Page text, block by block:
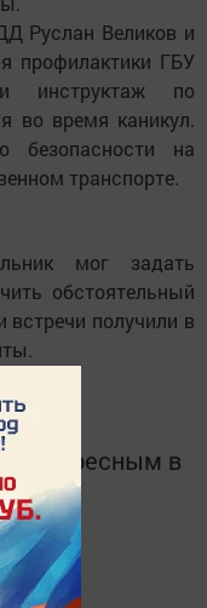
Руслан Великов и
профилактики ГБУ
инструктаж по
во время каникул.
безопасности на
транспорте.
мог задать
обстоятельный
встречи получили в
интересным в
в